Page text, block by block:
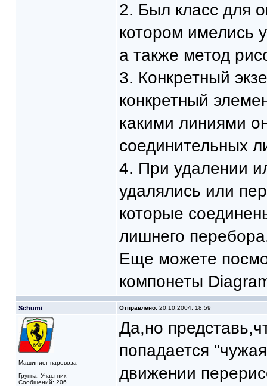
2. Был класс для
котором имелись
а также метод
3. Конкретный
конкретный
какими линиями
соединительных
4. При удалении
удалялись или
которые
лишнего
Еще можете
компонеты
Schumi Отправлено:20.10.2004, 18:59
Машинист паровоза
Группа: Участник
Сообщений: 206
Да,но
попадается
движении